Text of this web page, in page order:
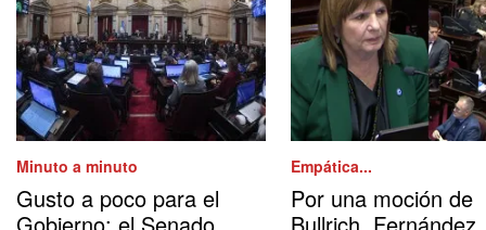
Minuto a minuto
Gusto a poco para el
Empática...
Por una moción de